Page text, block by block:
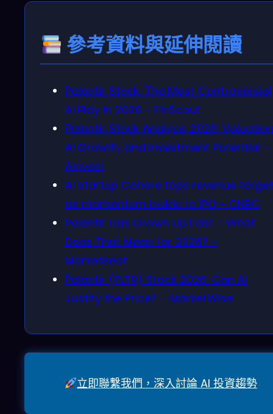
參考資料與延伸閱讀
Palantir Stock: The Most Controversial
AI Play in 2026 – FinScout
Palantir Stock Analysis 2026:
AI Growth, and Investment Potential –
AInvest
AI startup Cohere tops revenue target
as momentum builds to IPO – CNBC
Palantir Has Grown Up Fast – What
Does That Mean for 2026? –
MarketBeat
Palantir (PLTR) Stock 2026: Can AI
Justify the Price? – MarketWise
立即聯繫我們，深入討論 AI 投資趨勢